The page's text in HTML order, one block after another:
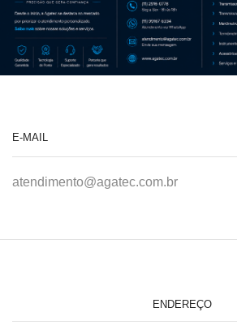
E-MAIL
atendimento@agatec.com.br
ENDEREÇO